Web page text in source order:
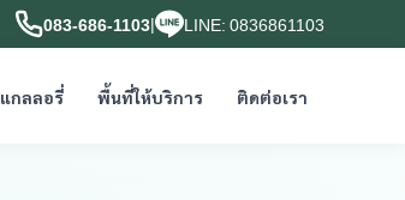
083-686-1103| LINE: 0836861103
แกลลอรี่ พื้นที่ให้บริการ ติดต่อเรา